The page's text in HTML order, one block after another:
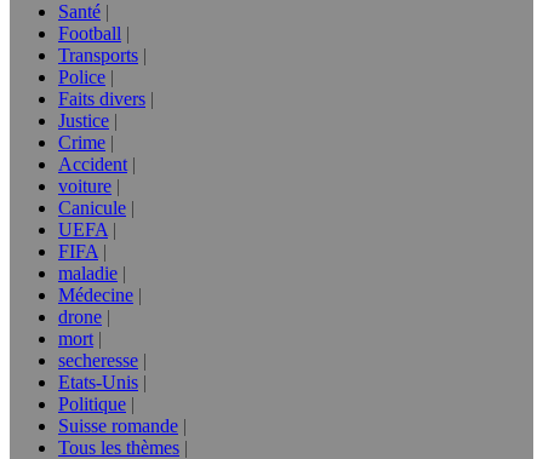
Santé
Football
Transports
Police
Faits divers
Justice
Crime
Accident
voiture
Canicule
UEFA
FIFA
maladie
Médecine
drone
mort
secheresse
Etats-Unis
Politique
Suisse romande
Tous les thèmes